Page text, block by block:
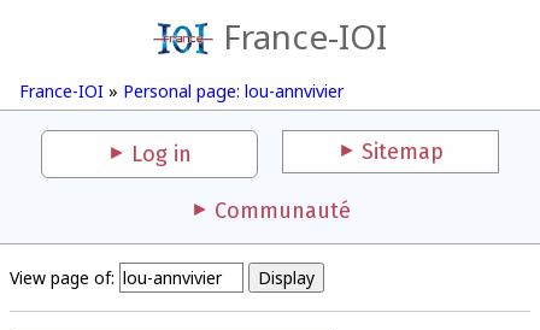
France-IOI
France-IOI » Personal page: lou-annvivier
Log in Sitemap
Communauté
View page of: